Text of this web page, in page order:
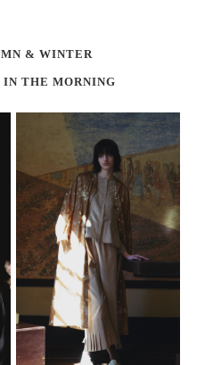
& WINTER
IN THE MORNING